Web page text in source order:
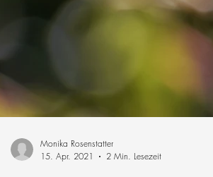
Gedichte, Sprüche und Zitate
Monika Rosenstatter
15. Apr. 2021
2 Min. Lesezeit